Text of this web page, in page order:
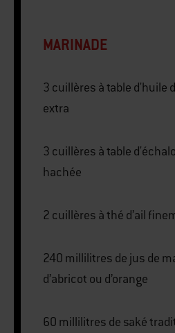
MARINADE
3 cuillères à table d'huile d’olive vierge
extra
3 cuillères à table d'échalote finement
hachée
2 cuillères à thé
240 millilitres de jus de mangue ou
d’abricot ou d’orange
60 millilitres de